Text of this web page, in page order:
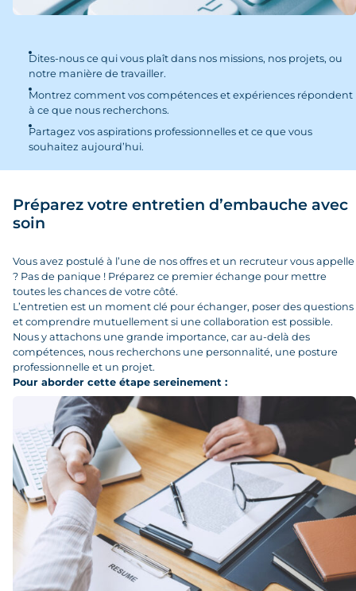
Dites-nous ce qui vous plaît dans nos missions, nos projets, ou
notre manière de travailler.
Montrez comment vos compétences et expériences répondent
à ce que nous recherchons.
Partagez vos aspirations professionnelles et ce que vous
souhaitez aujourd’hui.
Préparez votre entretien d’embauche avec
soin
Vous avez postulé à l’une de nos offres et un recruteur vous appelle
? Pas de panique ! Préparez ce premier échange pour mettre
toutes les chances de votre côté.
L’entretien est un moment clé pour échanger, poser des questions
et comprendre mutuellement si une collaboration est possible.
Nous y attachons une grande importance, car au-delà des
compétences, nous recherchons une personnalité, une posture
professionnelle et un projet.
Pour aborder cette étape sereinement :